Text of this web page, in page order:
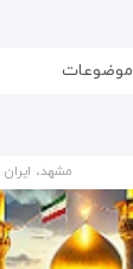
موضوعات
مشهد، ایران